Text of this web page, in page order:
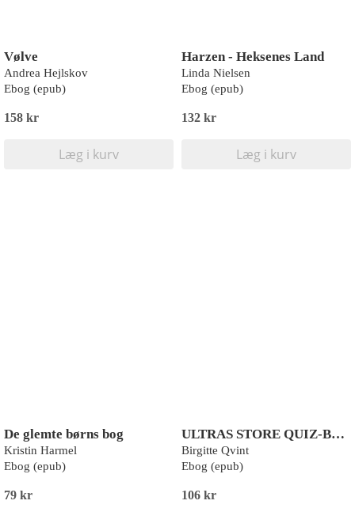
Vølve
Andrea Hejlskov
Ebog (epub)
158 kr
Læg i kurv
Harzen - Heksenes Land
Linda Nielsen
Ebog (epub)
132 kr
Læg i kurv
De glemte børns bog
Kristin Harmel
Ebog (epub)
79 kr
ULTRAS STORE QUIZ-BOG
Birgitte Qvint
Ebog (epub)
106 kr